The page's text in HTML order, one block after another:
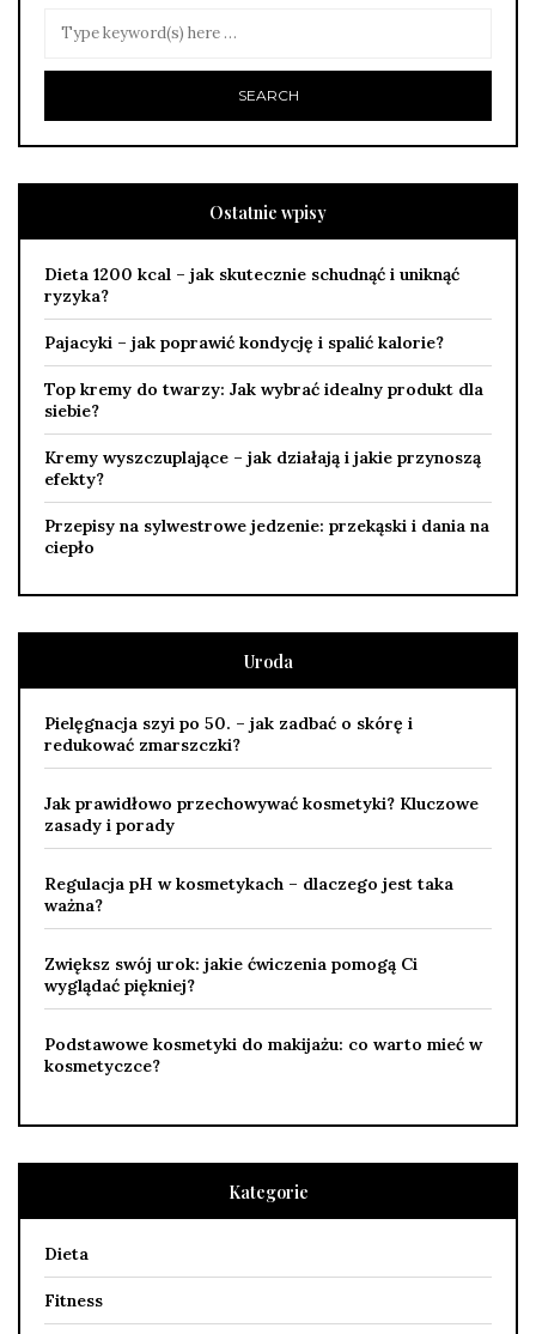
Ostatnie wpisy
Dieta 1200 kcal – jak skutecznie schudnąć i uniknąć
ryzyka?
Pajacyki – jak poprawić kondycję i spalić kalorie?
Top kremy do twarzy: Jak wybrać idealny produkt dla
siebie?
Kremy wyszczuplające – jak działają i jakie przynoszą
efekty?
Przepisy na sylwestrowe jedzenie: przekąski i dania na
ciepło
Uroda
Pielęgnacja szyi po 50. – jak zadbać o skórę i
redukować zmarszczki?
Jak prawidłowo przechowywać kosmetyki? Kluczowe
zasady i porady
Regulacja pH w kosmetykach – dlaczego jest taka
ważna?
Zwiększ swój urok: jakie ćwiczenia pomogą Ci
wyglądać piękniej?
Podstawowe kosmetyki do makijażu: co warto mieć w
kosmetyczce?
Kategorie
Dieta
Fitness